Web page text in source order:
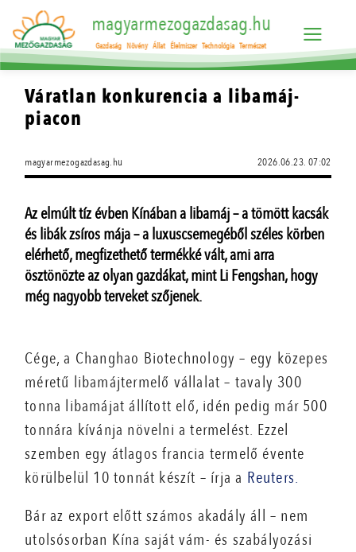
magyarmezogazdasag.hu
Gazdaság Növény Állat Élelmiszer Technológia Természet
Váratlan konkurencia a libamáj-
piacon
magyarmezogazdasag.hu 2026.06.23. 07:02
Az elmúlt tíz évben Kínában a libamáj – a tömött kacsák
és libák zsíros mája – a luxuscsemegéből széles körben
elérhető, megfizethető termékké vált, ami arra
ösztönözte az olyan gazdákat, mint Li Fengshan, hogy
még nagyobb terveket szőjenek.
Cége, a Changhao Biotechnology – egy közepes
méretű libamájtermelő vállalat – tavaly 300
tonna libamájat állított elő, idén pedig már 500
tonnára kívánja növelni a termelést. Ezzel
szemben egy átlagos francia termelő évente
körülbelül 10 tonnát készít – írja a Reuters.
Bár az export előtt számos akadály áll – nem
utolsósorban Kína saját vám- és szabályozási